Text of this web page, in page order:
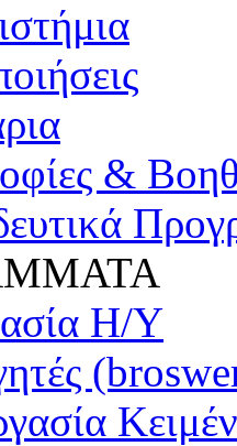
&
Η/Υ